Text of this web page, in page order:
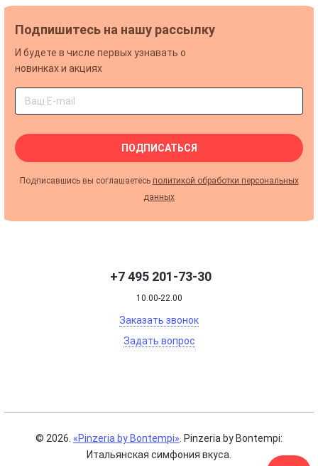
Подпишитесь на нашу рассылку
И будете в числе первых узнавать о
новинках и акциях
ПОДПИСАТЬСЯ
Подписавшись вы соглашаетесь политикой обработки персональных
данных
+7 495 201-73-30
10.00-22.00
Заказать звонок
Задать вопрос
© 2026. «Pinzeria by Bontempi» . Pinzeria by Bontempi:
Итальянская симфония вкуса.